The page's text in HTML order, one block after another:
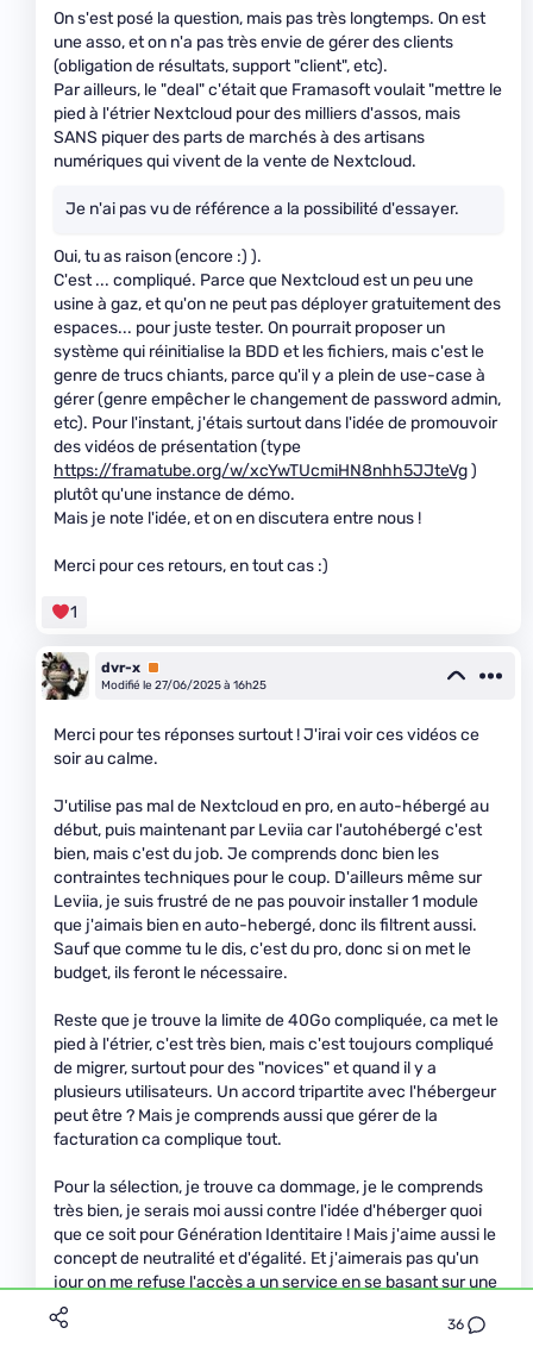
36
On s'est posé la question, mais pas très longtemps. On est
une asso, et on n'a pas très envie de gérer des clients
(obligation de résultats, support "client", etc).
Par ailleurs, le "deal" c'était que Framasoft voulait "mettre le
pied à l'étrier Nextcloud pour des milliers d'assos, mais
SANS piquer des parts de marchés à des artisans
numériques qui vivent de la vente de Nextcloud.
Je n'ai pas vu de référence a la possibilité d'essayer.
Oui, tu as raison (encore :) ).
C'est ... compliqué. Parce que Nextcloud est un peu une
usine à gaz, et qu'on ne peut pas déployer gratuitement des
espaces... pour juste tester. On pourrait proposer un
système qui réinitialise la BDD et les fichiers, mais c'est le
genre de trucs chiants, parce qu'il y a plein de use-case à
gérer (genre empêcher le changement de password admin,
etc). Pour l'instant, j'étais surtout dans l'idée de promouvoir
des vidéos de présentation (type
https://framatube.org/w/xcYwTUcmiHN8nhh5JJteVg)
plutôt qu'une instance de démo.
Mais je note l'idée, et on en discutera entre nous !
Merci pour ces retours, en tout cas :)
1
dvr-x Premium
Modifié le 27/06/2025 à 16h25
Merci pour tes réponses surtout ! J'irai voir ces vidéos ce
soir au calme.
J'utilise pas mal de Nextcloud en pro, en auto-hébergé au
début, puis maintenant par Leviia car l'autohébergé c'est
bien, mais c'est du job. Je comprends donc bien les
contraintes techniques pour le coup. D'ailleurs même sur
Leviia, je suis frustré de ne pas pouvoir installer 1 module
que j'aimais bien en auto-hebergé, donc ils filtrent aussi.
Sauf que comme tu le dis, c'est du pro, donc si on met le
budget, ils feront le nécessaire.
Reste que je trouve la limite de 40Go compliquée, ca met le
pied à l'étrier, c'est très bien, mais c'est toujours compliqué
de migrer, surtout pour des "novices" et quand il y a
plusieurs utilisateurs. Un accord tripartite avec l'hébergeur
peut être ? Mais je comprends aussi que gérer de la
facturation ca complique tout.
Pour la sélection, je trouve ca dommage, je le comprends
très bien, je serais moi aussi contre l'idée d'héberger quoi
que ce soit pour Génération Identitaire ! Mais j'aime aussi le
concept de neutralité et d'égalité. Et j'aimerais pas qu'un
jour on me refuse l'accès a un service en se basant sur une
chose auquel je crois ou j'adhère (du moment que c'est
légal bien sûr..).